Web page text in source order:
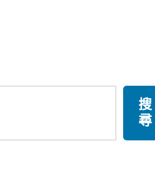
搜
尋